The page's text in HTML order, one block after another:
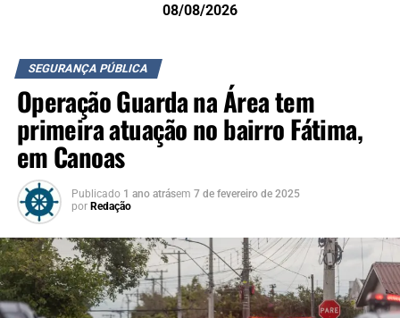
08/08/2026
SEGURANÇA PÚBLICA
Operação Guarda na Área tem
primeira atuação no bairro Fátima,
em Canoas
Publicado 1 ano atrásem 7 de fevereiro de 2025
por Redação